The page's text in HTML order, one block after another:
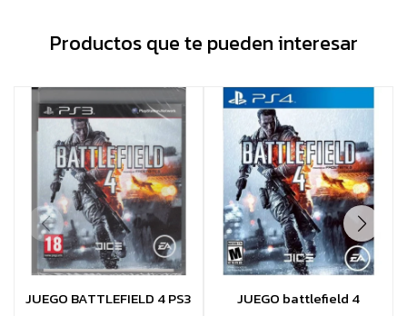
Productos que te pueden interesar
JUEGO BATTLEFIELD 4 PS3 JUEGO battlefield 4